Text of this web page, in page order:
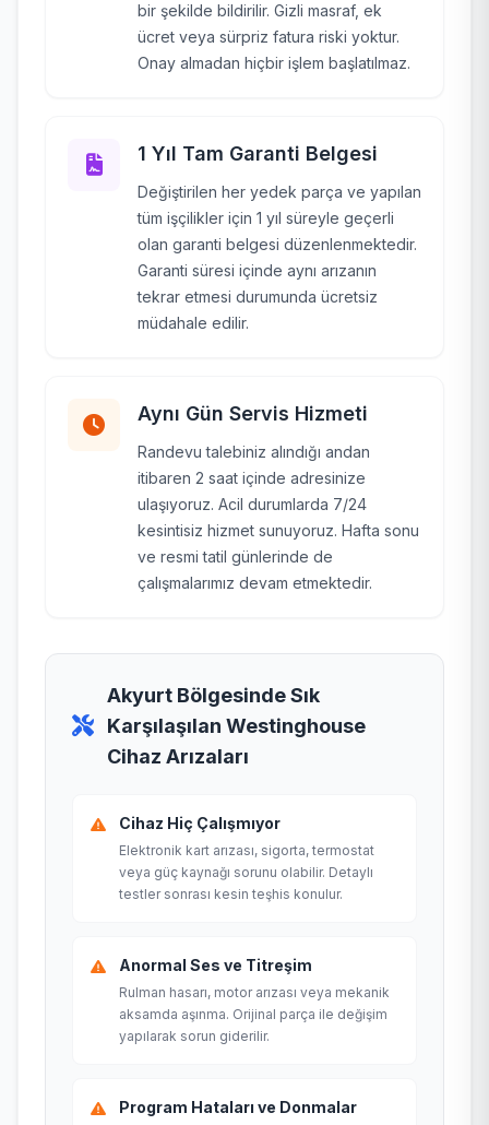
bir şekilde bildirilir. Gizli masraf, ek
ücret veya sürpriz fatura riski yoktur.
Onay almadan hiçbir işlem başlatılmaz.
1 Yıl Tam Garanti Belgesi
Değiştirilen her yedek parça ve yapılan
tüm işçilikler için 1 yıl süreyle geçerli
olan garanti belgesi düzenlenmektedir.
Garanti süresi içinde aynı arızanın
tekrar etmesi durumunda ücretsiz
müdahale edilir.
Aynı Gün Servis Hizmeti
Randevu talebiniz alındığı andan
itibaren 2 saat içinde adresinize
ulaşıyoruz. Acil durumlarda 7/24
kesintisiz hizmet sunuyoruz. Hafta sonu
ve resmi tatil günlerinde de
çalışmalarımız devam etmektedir.
Akyurt Bölgesinde Sık
Karşılaşılan Westinghouse
Cihaz Arızaları
Cihaz Hiç Çalışmıyor
Elektronik kart arızası, sigorta, termostat
veya güç kaynağı sorunu olabilir. Detaylı
testler sonrası kesin teşhis konulur.
Anormal Ses ve Titreşim
Rulman hasarı, motor arızası veya mekanik
aksamda aşınma. Orijinal parça ile değişim
yapılarak sorun giderilir.
Program Hataları ve Donmalar